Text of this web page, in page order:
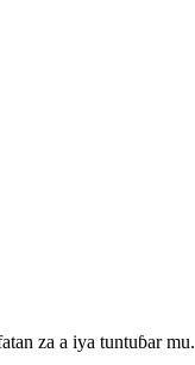
za a iya tuntuɓar mu.